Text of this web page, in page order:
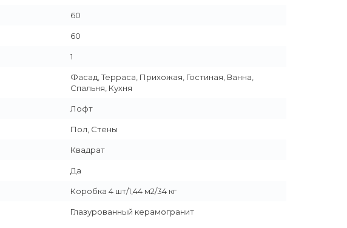
60
60
1
Фасад, Терраса, Прихожая, Гостиная, Ванна,
Спальня, Кухня
Лофт
Пол, Стены
Квадрат
Да
Коробка 4 шт/1,44 м2/34 кг
Глазурованный керамогранит